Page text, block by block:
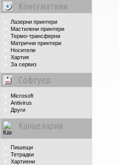
Консумативи
Лазерни принтери
Мастилени принтери
Термо-трансферни
Матрични принтери
Носители
Хартия
За сервиз
Софтуер
Microsoft
Antivirus
Други
Канцелария
Пишещи
Тетрадки
Хартиени